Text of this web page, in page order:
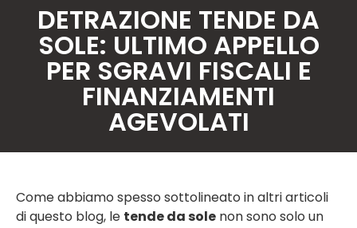
DETRAZIONE TENDE DA
SOLE: ULTIMO APPELLO
PER SGRAVI FISCALI E
FINANZIAMENTI
AGEVOLATI
Come abbiamo spesso sottolineato in altri articoli
di questo blog, le tende da sole non sono solo un